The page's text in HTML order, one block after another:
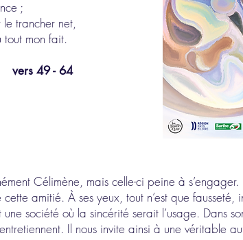
;
le trancher net,
tout mon fait.
vers 49 - 64
Célimène, mais celle-ci peine à s’engager.
amitié. À ses yeux, tout n’est que
société où la sincérité serait l’usage. Dans
Il nous invite ainsi à une véritable